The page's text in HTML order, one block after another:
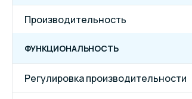
Производительность
ФУНКЦИОНАЛЬНОСТЬ
Регулировка производительности